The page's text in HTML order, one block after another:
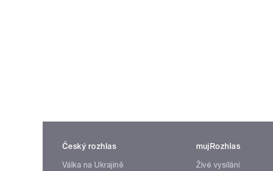
Český rozhlas
Válka na Ukrajině
mujRozhlas
Živé vysílání